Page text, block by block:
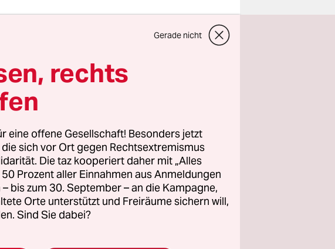
haben, hat etwas
sprechen, also
wird jeder verbale
Medien böse
und hämisch
mediale Betrieb nun
beherrschen.
Redner, der
entwickelt. Nur neigt er
Gerade nicht
rechts
eine offene Gesellschaft! Besonders jetzt
sich vor Ort gegen Rechtsextremismus
Die taz kooperiert daher mit „Alles
Prozent aller Einnahmen aus Anmeldungen
bis zum 30. September – an die Kampagne,
Orte unterstützt und Freiräume sichern will,
Sind Sie dabei?